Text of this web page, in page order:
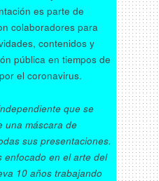
es parte de
colaboradores para
contenidos y
pública en tiempos de
el coronavirus.
que se
una máscara de
sus presentaciones.
enfocado en el arte del
10 años trabajando